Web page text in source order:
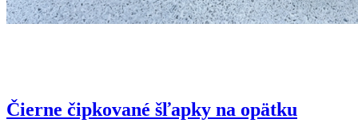
Čierne čipkované šľapky na opätku